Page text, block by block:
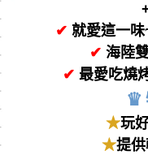
✔ 就愛這一
✔ 海陸
✔ 最愛吃燒
♛
★玩
★提